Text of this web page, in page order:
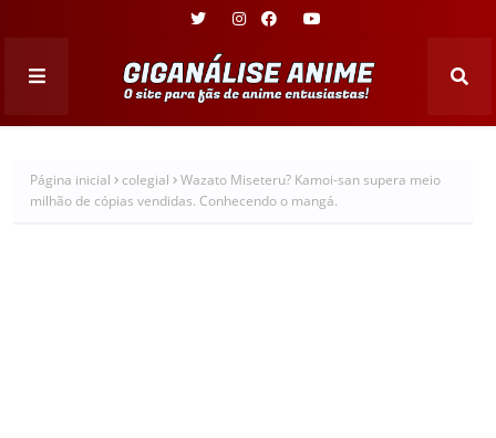
Página inicial colegial
Wazato Miseteru? Kamoi-san supera meio
milhão de cópias vendidas. Conhecendo o mangá.